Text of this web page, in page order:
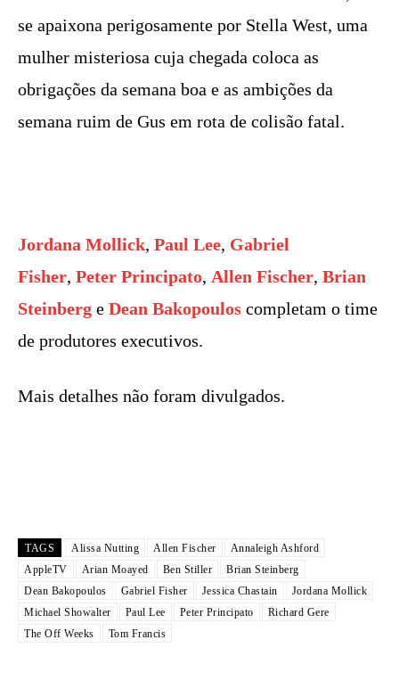
se apaixona perigosamente por Stella West, uma
mulher misteriosa cuja chegada coloca as
obrigações da semana boa e as ambições da
semana ruim de Gus em rota de colisão fatal.
Jordana Mollick, Paul Lee, Gabriel
Fisher, Peter Principato, Allen Fischer, Brian
Steinberg e Dean Bakopoulos completam o time
de produtores executivos.
Mais detalhes não foram divulgados.
TAGS Alissa Nutting Allen Fischer
Annaleigh Ashford
AppleTV
Arian Moayed Ben Stiller
Brian Steinberg
Dean Bakopoulos
Gabriel Fisher Jessica Chastain
Jordana Mollick
Michael Showalter
Paul Lee Peter Principato
Richard Gere
The Off Weeks
Tom Francis